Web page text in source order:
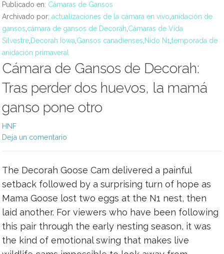
Publicado en: Cámaras de Gansos
Archivado por: actualizaciones de la cámara en vivo anidación de
gansos cámara de gansos de Decorah Cámaras de Vida
Silvestre Decorah Iowa Gansos canadienses Nido N1 temporada de
anidación primaveral
Cámara de Gansos de Decorah:
Tras perder dos huevos, la mamá
ganso pone otro
HNF
Deja un comentario
The Decorah Goose Cam delivered a painful
setback followed by a surprising turn of hope as
Mama Goose lost two eggs at the N1 nest, then
laid another. For viewers who have been following
this pair through the early nesting season, it was
the kind of emotional swing that makes live